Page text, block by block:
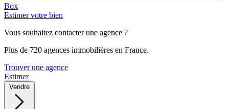
Box
Estimer votre bien
Vous souhaitez contacter une agence ?
Plus de 720 agences immobilières en France.
Trouver une agence
Estimer
Vendre